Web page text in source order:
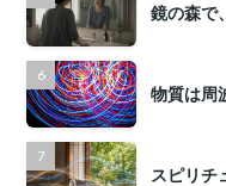
鏡の森で
物質は周
スピリチ